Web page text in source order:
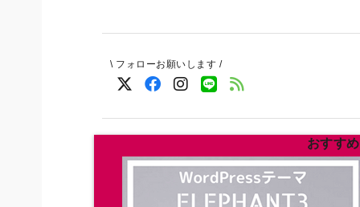
\ フォローお願いします /
おすす